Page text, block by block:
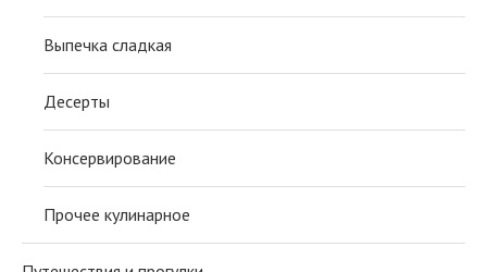
Выпечка сладкая
Десерты
Консервирование
Прочее кулинарное